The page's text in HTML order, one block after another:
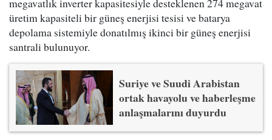
üretim kapasiteli bir güneş enerjisi tesisi ve batarya
depolama sistemiyle donatılmış ikinci bir güneş enerjisi
santrali bulunuyor.
Suriye ve Suudi Arabistan
ortak havayolu ve haberleşme
anlaşmalarını duyurdu